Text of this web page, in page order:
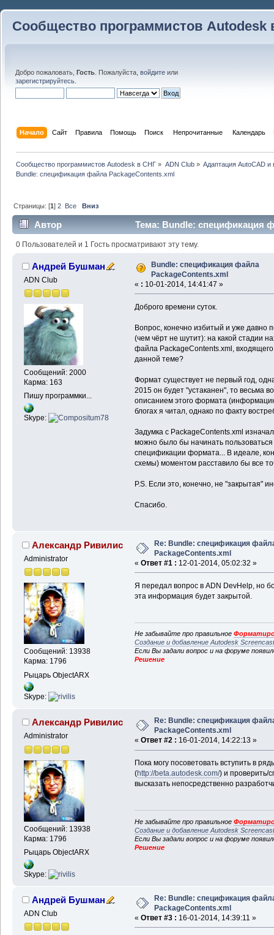
Сообщество программистов Autodesk
Добро пожаловать, Гость . Пожалуйста, войдите или
зарегистрируйтесь
Начало Сайт Правила Помощь Поиск Непрочитанные Календарь
Сообщество программистов Autodesk в СНГ » ADN Club» Адаптация AutoCAD и
Bundle: спецификация файла PackageContents.xml
Страницы: [1]2 Все Вниз
Автор
Тема: Bundle: спецификация
99927 раз)
0 Пользователей и 1 Гость просматривают эту тему.
Андрей Бушман
ADN Club
Сообщений: 2000
Карма: 163
Пишу программки...
Skype:
Bundle: спецификация файла
PackageContents.xml
« : 10-01-2014, 14:41:47 »
Доброго времени суток.
Вопрос, конечно избитый и уже давно
(чем чёрт не шутит): на какой стадии
файла PackageContents.xml,
данной теме?
Формат существует не первый год,
2015 он будет "устаканен", то весьма
описанием этого формата
блогах я читал, однако по факту
Задумка с PackageContents.xml
можно было бы начинать
спецификации формата... В идеале,
схемы) моментом расставило бы все
P.S. Если это, конечно, не "закрытая"
Спасибо.
Александр Ривилис
Administrator
Сообщений: 13938
Карма: 1796
Рыцарь ObjectARX
Skype:
Re: Bundle: спецификация
PackageContents.xml
« Ответ #1 : 12-01-2014, 05:02:32 »
Я передал вопрос в ADN DevHelp, но
эта информация будет закрытой.
Не забывайте про правильное
Создание и добавление Autodesk
Если Вы задали вопрос и на форуме
Решение
Александр Ривилис
Administrator
Сообщений: 13938
Карма: 1796
Рыцарь ObjectARX
Skype:
Re: Bundle: спецификация
PackageContents.xml
« Ответ #2 : 16-01-2014, 14:22:13 »
Пока могу посоветовать вступить в
(http://beta.autodesk.com/) и проверить/
высказать непосредственно
Не забывайте про правильное
Создание и добавление Autodesk
Если Вы задали вопрос и на форуме
Решение
Андрей Бушман
ADN Club
Re: Bundle: спецификация
PackageContents.xml
« Ответ #3 : 16-01-2014, 14:39:11 »